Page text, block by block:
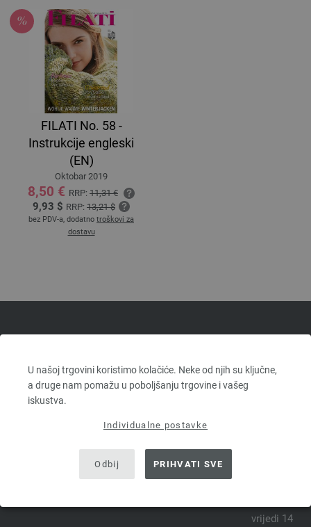
U našoj trgovini koristimo kolačiće. Neke od njih su ključne,
a druge nam pomažu u poboljšanju trgovine i vašeg
iskustva.
Individualne postavke
Odbij PRIHVATI SVE
FILATI No. 58 -
Instrukcije engleski
(EN)
Oktobar 2019
8,50 € RRP: 11,31 €
9,93 $ RRP: 13,21 $
bez PDV-a, dodatno troškovi za
dostavu
GROSSA VUNE
PRETPLATITE SE NA NEWSLETTER SADA I OSVOJITE
VAUČER OD 10 €.*
vrijedi 14